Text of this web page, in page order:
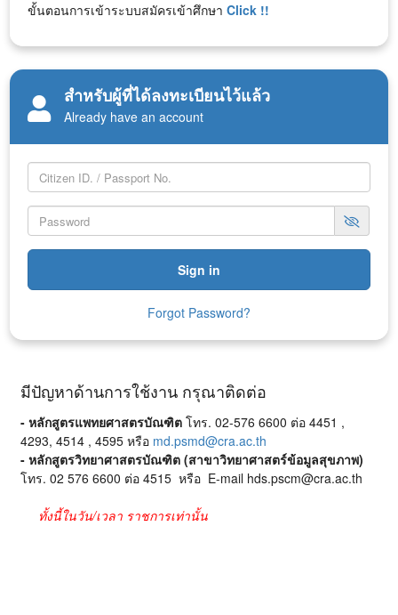
ขั้นตอนการเข้าระบบสมัครเข้าศึกษาClick !!
สำหรับผู้ที่ได้ลงทะเบียนไว้แล้ว
Already have an account
Forgot Password?
มีปัญหาด้านการใช้งาน กรุณาติดต่อ
- หลักสูตรแพทยศาสตรบัณฑิต โทร. 02-576 6600 ต่อ 4451 ,
4293, 4514 , 4595 หรือ md.psmd@cra.ac.th
- หลักสูตรวิทยาศาสตรบัณฑิต (สาขาวิทยาศาสตร์ข้อมูลสุขภาพ)
โทร. 02 576 6600 ต่อ 4515 หรือ E-mail hds.pscm@cra.ac.th
ทั้งนี้ในวัน/เวลา ราชการเท่านั้น